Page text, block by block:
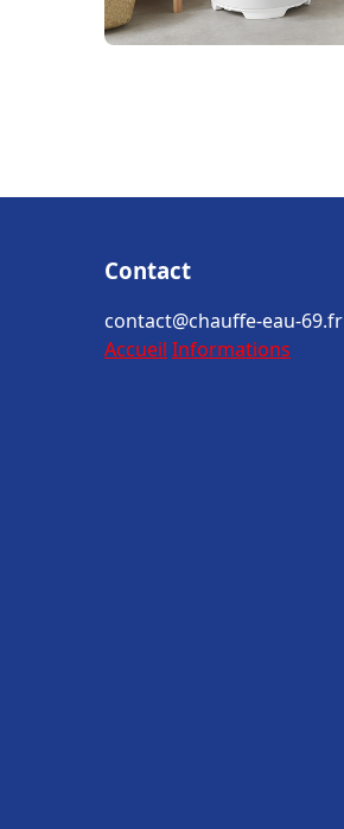
Contact
contact@chauffe-eau-69.fr
Accueil Informations